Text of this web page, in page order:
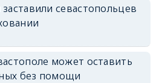
севастопольцев
может оставить
без помощи